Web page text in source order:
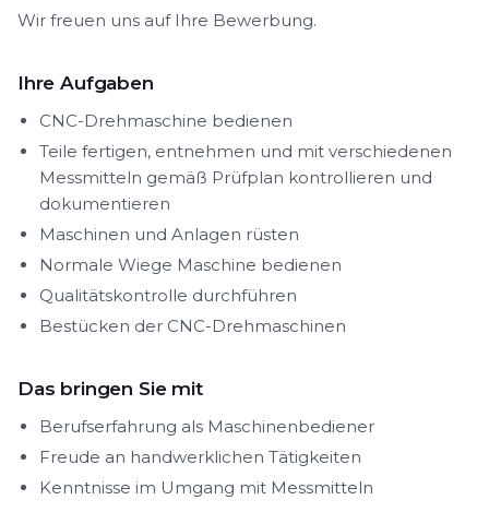
Wir freuen uns auf Ihre Bewerbung.
Ihre Aufgaben
CNC-Drehmaschine bedienen
Teile fertigen, entnehmen und mit verschiedenen
Messmitteln gemäß Prüfplan kontrollieren und
dokumentieren
Maschinen und Anlagen rüsten
Normale Wiege Maschine bedienen
Qualitätskontrolle durchführen
Bestücken der CNC-Drehmaschinen
Das bringen Sie mit
Berufserfahrung als Maschinenbediener
Freude an handwerklichen Tätigkeiten
Kenntnisse im Umgang mit Messmitteln